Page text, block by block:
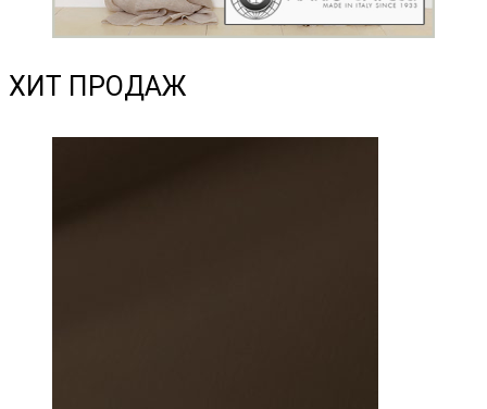
ХИТ ПРОДАЖ